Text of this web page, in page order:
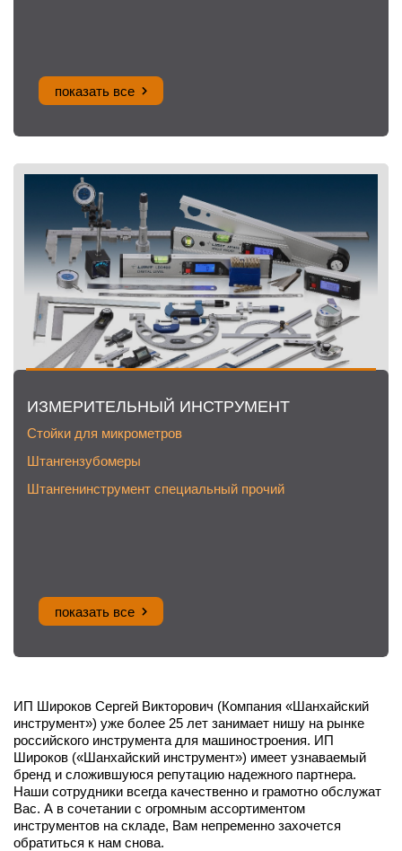
показать все
ИЗМЕРИТЕЛЬНЫЙ ИНСТРУМЕНТ
Стойки для микрометров
Штангензубомеры
Штангенинструмент специальный прочий
показать все
ИП Широков Сергей Викторович (Компания «Шанхайский
инструмент») уже более 25 лет занимает нишу на рынке
российского инструмента для машиностроения. ИП
Широков («Шанхайский инструмент») имеет узнаваемый
бренд и сложившуюся репутацию надежного партнера.
Наши сотрудники всегда качественно и грамотно обслужат
Вас. А в сочетании с огромным ассортиментом
инструментов на складе, Вам непременно захочется
обратиться к нам снова.